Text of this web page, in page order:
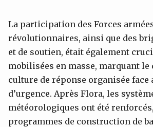
La participation des Forces
révolutionnaires, ainsi que des
et de soutien, était également
mobilisées en masse, marquant le
culture de réponse organisée face
d’urgence. Après Flora, les
météorologiques ont été
programmes de construction de